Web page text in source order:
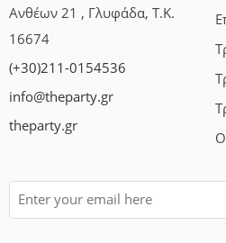
Ανθέων 21 , Γλυφάδα, Τ.Κ.
16674
(+30)211-0154536
info@theparty.gr
theparty.gr